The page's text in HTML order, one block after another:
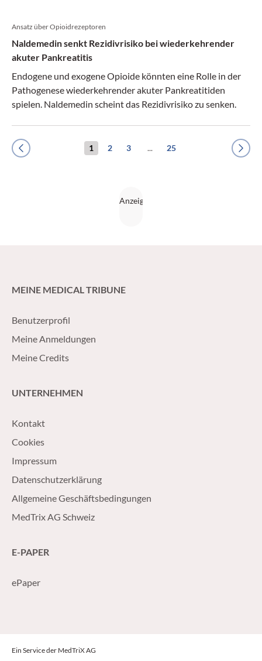
Ansatz über Opioidrezeptoren
Naldemedin senkt Rezidivrisiko bei wiederkehrender
akuter Pankreatitis
Endogene und exogene Opioide könnten eine Rolle in der
Pathogenese wiederkehrender akuter Pankreatitiden
spielen. Naldemedin scheint das Rezidivrisiko zu senken.
Previous 1 2 3 ... 25 Next
MEINE MEDICAL TRIBUNE
Benutzerprofil
Meine Anmeldungen
Meine Credits
UNTERNEHMEN
Kontakt
Cookies
Impressum
Datenschutzerklärung
Allgemeine Geschäftsbedingungen
MedTrix AG Schweiz
E-PAPER
ePaper
Ein Service der MedTriX AG